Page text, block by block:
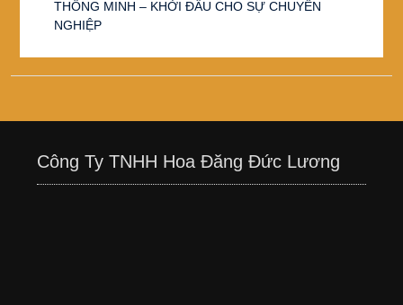
THÔNG MINH – KHỞI ĐẦU CHO SỰ CHUYÊN
NGHIỆP
Công Ty TNHH Hoa Đăng Đức Lương